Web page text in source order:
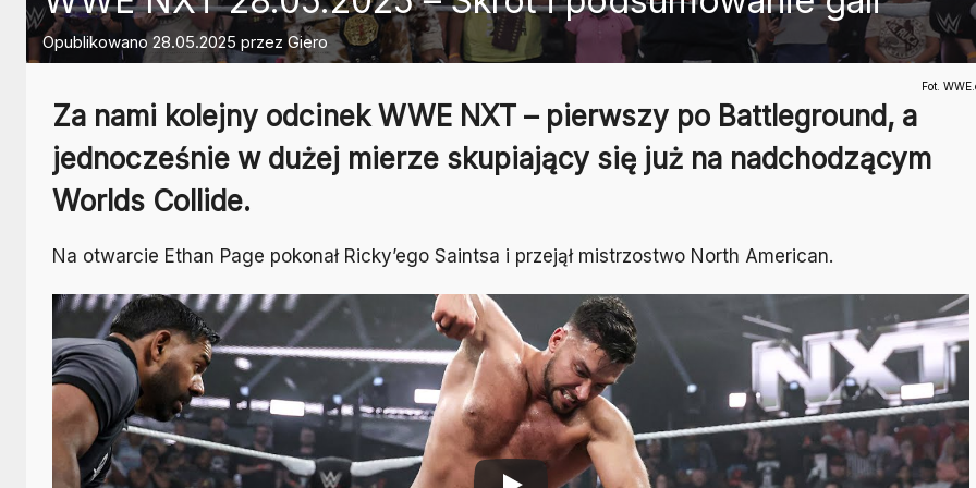
Fot.
Opublikowano 28.05.2025 przez Giero
Za nami kolejny odcinek WWE NXT – pierwszy po Battleground, a
jednocześnie w dużej mierze skupiający się już na nadchodzącym
Worlds Collide.
Na otwarcie Ethan Page pokonał Ricky’ego Saintsa i przejął mistrzostwo North American.